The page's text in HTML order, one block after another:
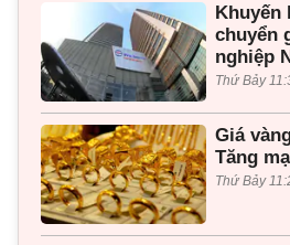
Khuyến
chuyển
nghiệp
Thứ Bảy
Giá
Tăng
Thứ Bảy